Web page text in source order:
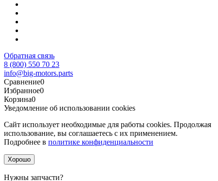
Обратная связь
8 (800) 550 70 23
info@big-motors.parts
Сравнение0
Избранное0
Корзина0
Уведомление об использовании cookies
Сайт использует необходимые для работы cookies. Продолжая
использование, вы соглашаетесь с их применением.
Подробнее в политике конфиденциальности
Хорошо
Нужны запчасти?